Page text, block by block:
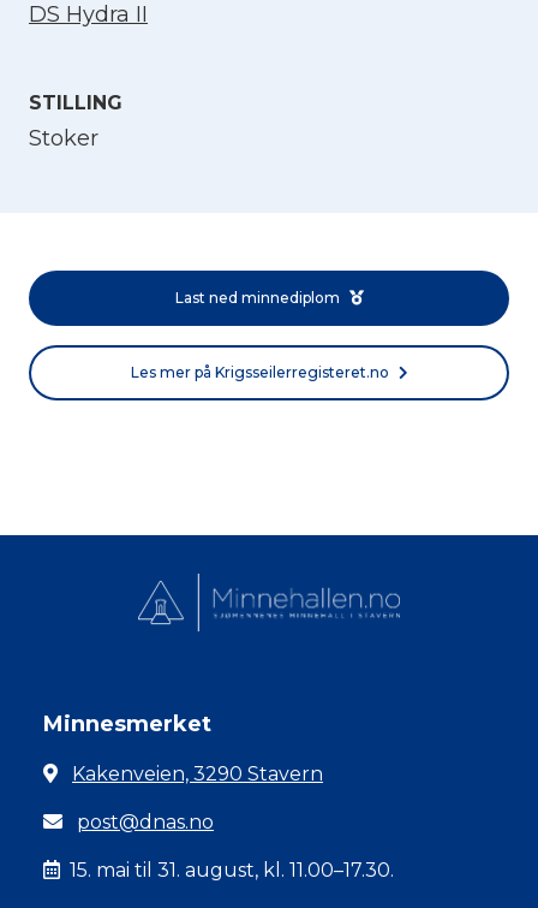
DS Hydra II
STILLING
Stoker
Last ned minnediplom
Les mer på Krigsseilerregisteret.no
Minnesmerket
Kakenveien, 3290 Stavern
post@dnas.no
15. mai til 31. august, kl. 11.00–17.30.
Norsk bokmål